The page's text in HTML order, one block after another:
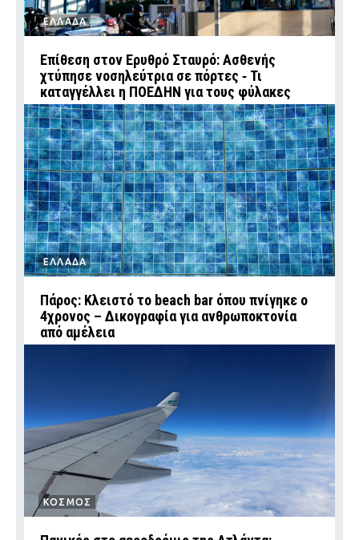
ΕΛΛΑΔΑ
Επίθεση στον Ερυθρό Σταυρό: Ασθενής
χτύπησε νοσηλεύτρια σε πόρτες ‑ Τι
καταγγέλλει η ΠΟΕΔΗΝ για τους φύλακες
ΕΛΛΑΔΑ
Πάρος: Κλειστό το beach bar όπου πνίγηκε ο
4χρονος – Δικογραφία για ανθρωποκτονία
από αμέλεια
ΚΟΣΜΟΣ